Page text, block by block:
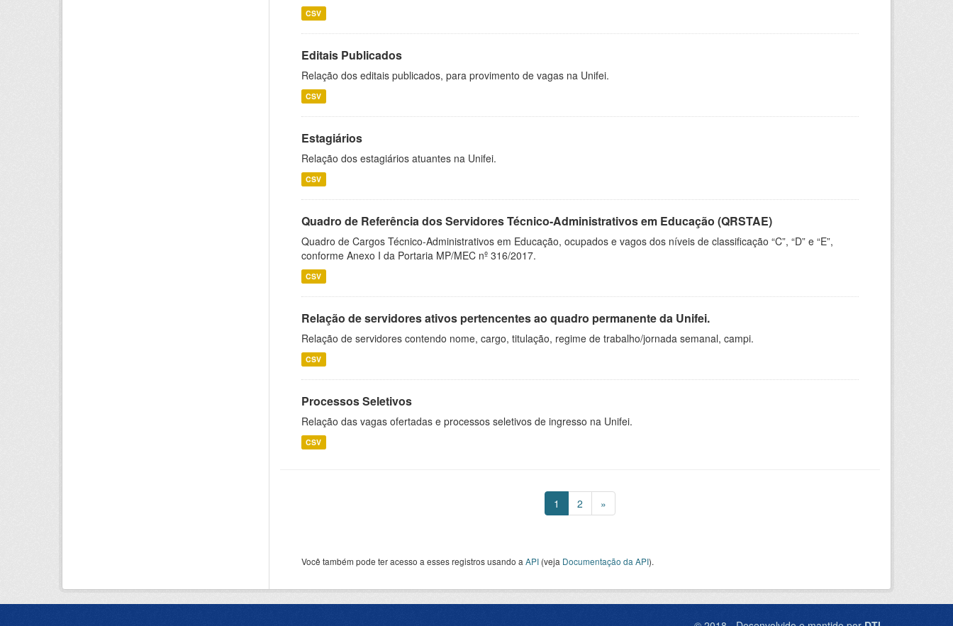
CSV
Editais Publicados
Relação dos editais publicados, para provimento de vagas na Unifei.
CSV
Estagiários
Relação dos estagiários atuantes na Unifei.
CSV
Quadro de Referência dos Servidores Técnico-Administrativos em Educação (QRSTAE)
Quadro de Cargos Técnico-Administrativos em Educação, ocupados e vagos dos níveis de classificação “C”, “D” e “E”,
conforme Anexo I da Portaria MP/MEC nº 316/2017.
CSV
Relação de servidores ativos pertencentes ao quadro permanente da Unifei.
Relação de servidores contendo nome, cargo, titulação, regime de trabalho/jornada semanal, campi.
CSV
Processos Seletivos
Relação das vagas ofertadas e processos seletivos de ingresso na Unifei.
CSV
1 2 »
Você também pode ter acesso a esses registros usando a API (veja Documentação da API).